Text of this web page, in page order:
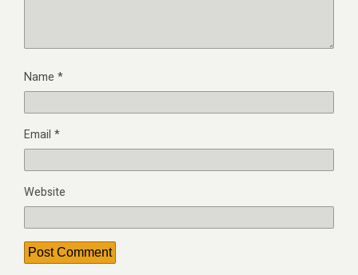
Name *
Email *
Website